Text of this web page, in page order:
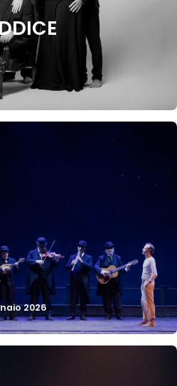
2026